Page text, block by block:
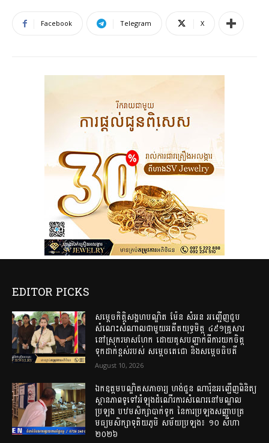
Facebook Telegram X
EDITOR PICKS
សម្តេចកិត្តិសង្គហបណ្ឌិត ម៉ែន សំអន អញ្ជើញជួប
សំណេះសំណាលជាមួយអតីតយុទ្ធមិត្ត ៤៩១គ្រួសារ
នៅស្រុករមាសហែក ដោយគូសបញ្ជាក់ពីការយកចិត្ត
ទុកដាក់ខ្ពស់របស់ សម្តេចតេជោ និងសម្តេចធិបតី
August 10, 2026
ឯកឧត្ដមបណ្ឌិតសភាចារ្យ ហង់ជួន ណារ៉ុនអញ្ជើញពិនិត្យ
ស្ថានភាពទូទៅអំឡុងដំណើរការសំណេរនៅមណ្ឌល
ប្រឡង បឋមសិក្សាបាក់ទូក នៃការប្រឡងសញ្ញាបត្រ
មធ្យមសិក្សាទុតិយភូមិ សម័យប្រឡង៖ ១០ សីហា
២០២៦